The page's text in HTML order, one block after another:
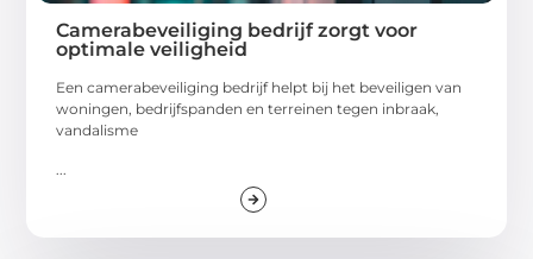
Camerabeveiliging bedrijf zorgt voor
optimale veiligheid
Een camerabeveiliging bedrijf helpt bij het beveiligen van
woningen, bedrijfspanden en terreinen tegen inbraak,
vandalisme